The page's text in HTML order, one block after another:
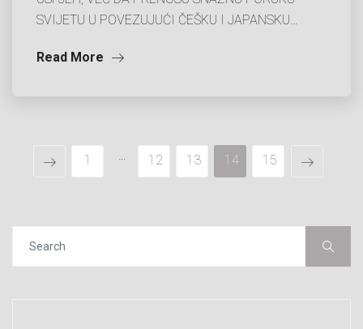
SVIJETU U POVEZUJUĆI ČEŠKU I JAPANSKU…
Read More
1 … 12 13 14 15